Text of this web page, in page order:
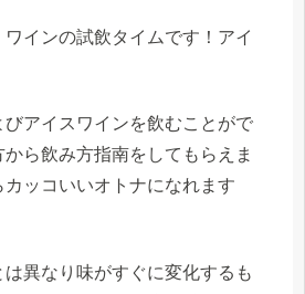
インの試飲タイムです！アイ
アイスワインを飲むことがで
ら飲み方指南をしてもらえま
ッコいいオトナになれます
異なり味がすぐに変化するも